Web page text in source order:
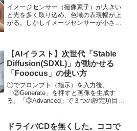
イメージセンサー（撮像素子）が大きい
と光を多く取り込め、色域の表現幅が上
がる。しかしイメージセンサーが小さい
【AIイラスト】次世代「Stable
Diffusion(SDXL)」が動かせる
「Fooocus」の使い方
①でプロンプト（指示）を入力後、
「②Generate」を押すと画像を生成す
る。「③Advanced」で３つの設定項目が
定項目Setting・パフォーマン...
ドライバCDを無くした。ココで